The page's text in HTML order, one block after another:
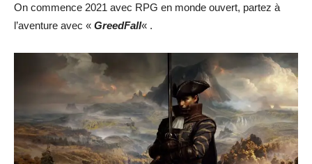
On commence 2021 avec RPG en monde ouvert, partez à
l’aventure avec « GreedFall« .